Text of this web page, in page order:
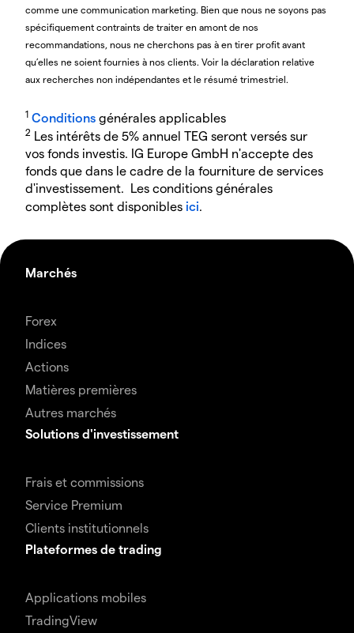
comme une communication marketing. Bien que nous ne soyons pas
spécifiquement contraints de traiter en amont de nos
recommandations, nous ne cherchons pas à en tirer profit avant
qu’elles ne soient fournies à nos clients. Voir la déclaration relative
aux recherches non indépendantes et le résumé trimestriel.
1 Conditions générales applicables
2 Les intérêts de 5% annuel TEG seront versés sur
vos fonds investis. IG Europe GmbH n'accepte des
fonds que dans le cadre de la fourniture de services
d'investissement. Les conditions générales
complètes sont disponibles ici
Marchés
Forex
Indices
Actions
Matières premières
Autres marchés
Solutions d'investissement
Frais et commissions
Service Premium
Clients institutionnels
Plateformes de trading
Applications mobiles
TradingView